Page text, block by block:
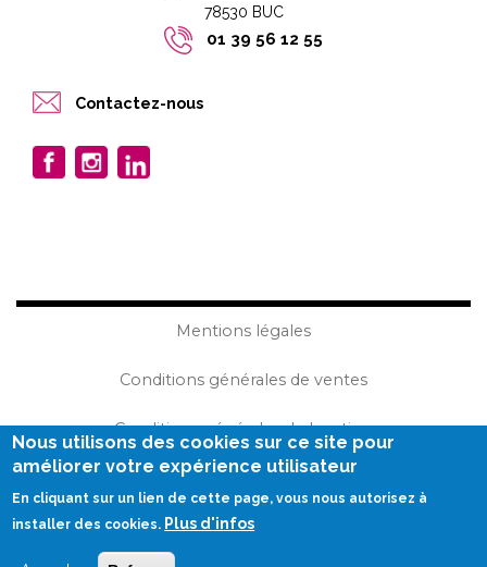
78530 BUC​​
01 39 56 12 55
Contactez-nous
Mentions légales
Conditions générales de ventes
Conditions générales de location
Plan du site
Réalisation Becom
Nous utilisons des cookies sur ce site pour
améliorer votre expérience utilisateur
En cliquant sur un lien de cette page, vous nous autorisez à
installer des cookies. Plus d'infos